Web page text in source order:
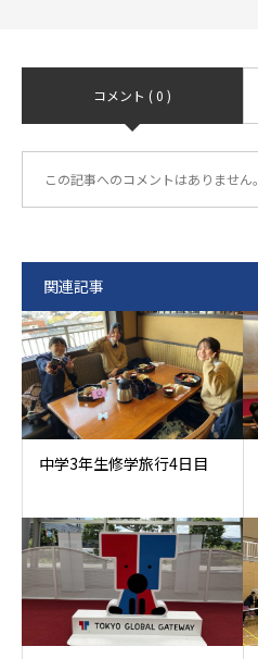
コメント ( 0 )
この記事へのコメントはありません。
関連記事
中学3年生修学旅行4日目